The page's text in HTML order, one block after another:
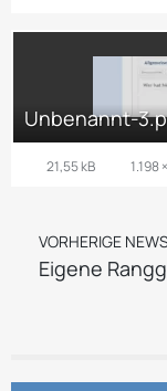
Unbenannt-
21,55 kB 1.198
VORHERIGE
Eigene